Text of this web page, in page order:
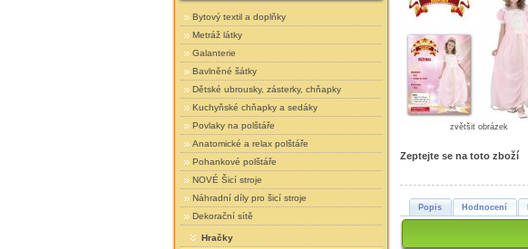
Bytový textil a doplňky
Metráž látky
Galanterie
Bavlněné šátky
Dětské ubrousky, zásterky, chňapky
Kuchyňské chňapky a sedáky
Povlaky na polštáře
Anatomické a relax polštáře
Pohankové polštáře
NOVÉ Šicí stroje
Náhradní díly pro šicí stroje
Dekorační sítě
Hračky
zvětšit obrázek
Zeptejte se na toto zboží
Popis Hodnocení